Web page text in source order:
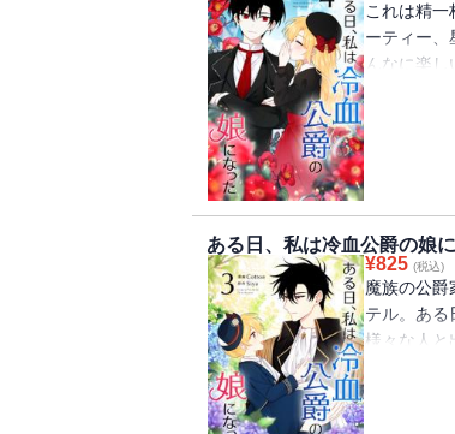
これは精
ーティー
んなに楽
ったエメ
ある日、私は冷血公爵の娘
¥825 (税込)
魔族の公爵
テル。ある
様々な人
ととなっ